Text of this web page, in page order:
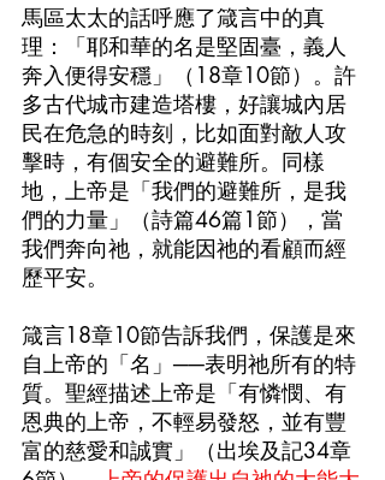
馬區太太的話呼應了箴言中的真
理：「耶和華的名是堅固臺，義人
奔入便得安穩」（18章10節）。許
多古代城市建造塔樓，好讓城內居
民在危急的時刻，比如面對敵人攻
擊時，有個安全的避難所。同樣
地，上帝是「我們的避難所，是我
們的力量」（詩篇46篇1節），當
我們奔向祂，就能因祂的看顧而經
歷平安。
箴言18章10節告訴我們，保護是來
自上帝的「名」──表明祂所有的特
質。聖經描述上帝是「有憐憫、有
恩典的上帝，不輕易發怒，並有豐
富的慈愛和誠實」（出埃及記34章